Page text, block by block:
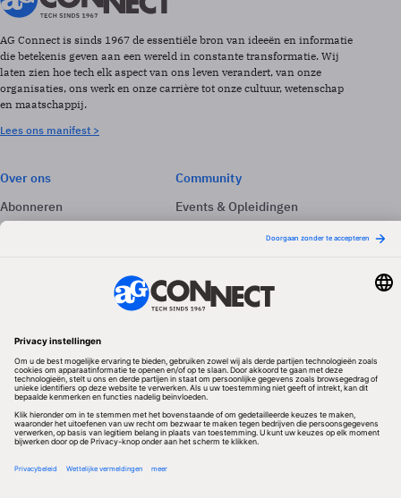
AG Connect is sinds 1967 de essentiële bron van ideeën en informatie
die betekenis geven aan een wereld in constante transformatie. Wij
laten zien hoe tech elk aspect van ons leven verandert, van onze
organisaties, ons werk en onze carrière tot onze cultuur, wetenschap
en maatschappij.
Lees ons manifest >
Over ons
Abonneren
Adverteren
Community
Events & Opleidingen
Nieuwsbrieven
Volg ons
Redactionele partner